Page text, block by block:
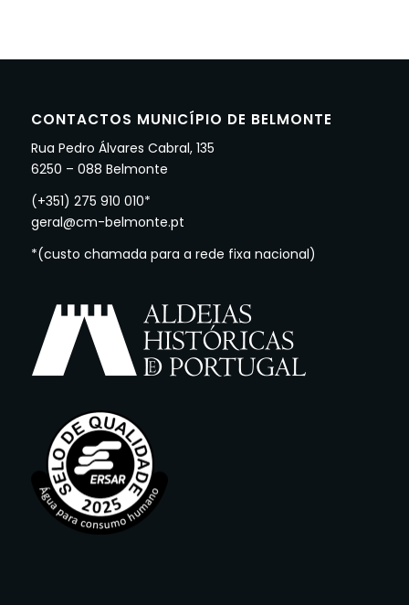
CONTACTOS MUNICÍPIO DE BELMONTE
Rua Pedro Álvares Cabral, 135
6250 – 088 Belmonte
(+351) 275 910 010*
geral@cm-belmonte.pt
*(custo chamada para a rede fixa nacional)